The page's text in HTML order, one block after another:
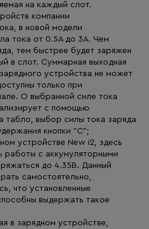
на каждый слот.
компании
в новой модели
тока от 0.5А до 3А. Чем
тем быстрее будет заряжен
в слот. Суммарная выходная
устройства не может
только при
О выбранной силе тока
с помощью
табло, выбор силы тока заряда
кнопки "С";
устройстве New i2, здесь
работы с аккумуляторными
до 4.35В. Данный
самостоятельно,
что установленные
выдержать такое
в зарядном устройстве,